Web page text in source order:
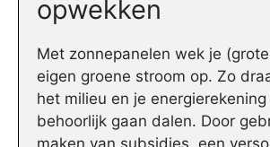
opwekken
Met zonnepanelen wek je
eigen groene stroom op. Zo
het milieu en je energierekening
behoorlijk gaan dalen. Door
maken van subsidies, een